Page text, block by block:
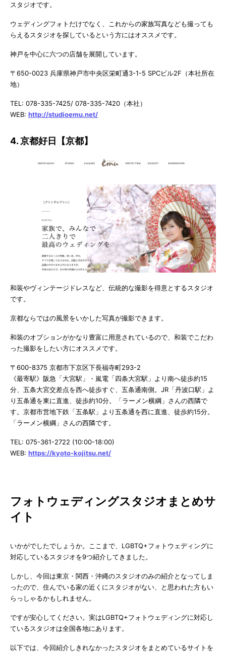
スタジオです。
ウェディングフォトだけでなく、これからの家族写真なども撮っても
らえるスタジオを探しているという方にはオススメです。
神戸を中心に六つの店舗を展開しています。
〒650-0023 兵庫県神戸市中央区栄町通3-1-5 SPCビル2F（本社所在
地）
TEL: 078-335-7425/ 078-335-7420（本社）
WEB: http://studioemu.net/
4. 京都好日【京都】
和装やヴィンテージドレスなど、伝統的な撮影を得意とするスタジオ
です。
京都ならではの風景をいかした写真が撮影できます。
和装のオプションがかなり豊富に用意されているので、和装でこだわ
った撮影をしたい方にオススメです。
〒600-8375 京都市下京区下長福寺町293-2
《最寄駅》阪急「大宮駅」・嵐電「四条大宮駅」より南へ徒歩約15
分、五条大宮交差点を西へ徒歩すぐ、五条通南側。JR「丹波口駅」よ
り五条通を東に直進、徒歩約10分。「ラーメン横綱」さんの西隣で
す。京都市営地下鉄「五条駅」より五条通を西に直進、徒歩約15分。
「ラーメン横綱」さんの西隣です。
TEL: 075-361-2722 (10:00-18:00)
WEB: https://kyoto-kojitsu.net/
フォトウェディングスタジオまとめサ
イト
いかがでしたでしょうか。ここまで、LGBTQ+フォトウェディングに
対応しているスタジオを9つ紹介してきました。
しかし、今回は東京・関西・沖縄のスタジオのみの紹介となってしま
ったので、住んでいる家の近くにスタジオがない、と思われた方もい
らっしゃるかもしれません。
ですが安心してください。実はLGBTQ+フォトウェディングに対応し
ているスタジオは全国各地にあります。
以下では、今回紹介しきれなかったスタジオをまとめているサイトを